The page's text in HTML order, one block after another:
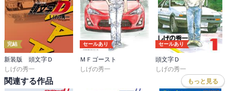
完結
新装版 頭文字Ｄ
しげの秀一
セールあり
ＭＦゴースト
しげの秀一
セールあり
頭文字Ｄ
しげの秀一
関連する作品 もっと見る